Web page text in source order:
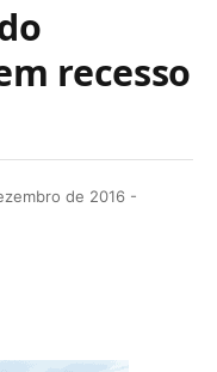
recesso
de 2016 -